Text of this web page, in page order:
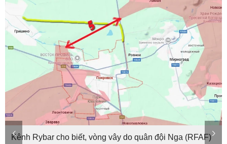
Kênh Rybar cho biết, vòng vây do quân đội Nga (RFAF)